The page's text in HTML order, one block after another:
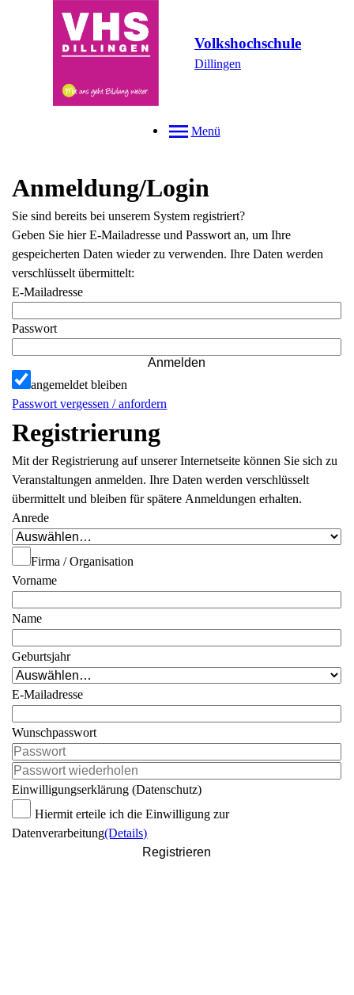
Volkshochschule
Dillingen
Menü
Anmeldung/Login
Sie sind bereits bei unserem System registriert?
Geben Sie hier E-Mailadresse und Passwort an, um Ihre
gespeicherten Daten wieder zu verwenden. Ihre Daten werden
verschlüsselt übermittelt:
E-Mailadresse
Passwort
Anmelden
angemeldet bleiben
Passwort vergessen / anfordern
Registrierung
Mit der Registrierung auf unserer Internetseite können Sie sich zu
Veranstaltungen anmelden. Ihre Daten werden verschlüsselt
übermittelt und bleiben für spätere Anmeldungen erhalten.
Anrede
Firma / Organisation
Vorname
Name
Geburtsjahr
E-Mailadresse
Wunschpasswort
Einwilligungserklärung (Datenschutz)
Hiermit erteile ich die Einwilligung zur
Datenverarbeitung(Details)
Registrieren